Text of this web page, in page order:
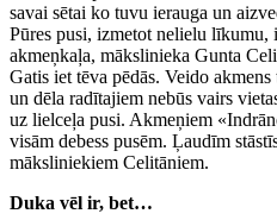
savai sētai ko tuvu ierauga un
Pūres pusi, izmetot nelielu līkumu,
akmeņkaļa, mākslinieka Gunta
Gatis iet tēva pēdās. Veido
un dēla radītajiem nebūs vairs
uz lielceļa pusi. Akmeņiem
visām debess pusēm. Ļaudīm
māksliniekiem Celitāniem.
Duka vēl ir, bet…